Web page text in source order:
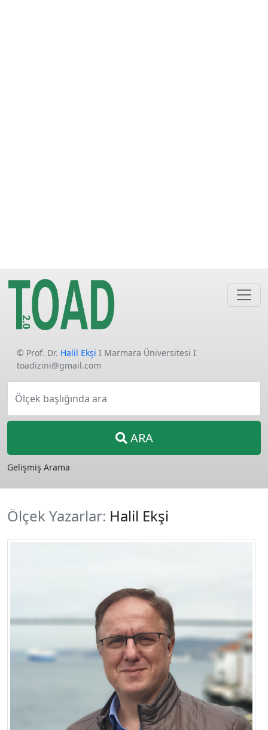
© Prof. Dr. Halil Ekşi I Marmara Üniversitesi I
toadizini@gmail.com
Ölçek başlığında ara
ARA
Gelişmiş Arama
Ölçek Yazarlar: Halil Ekşi